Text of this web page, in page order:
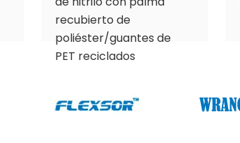
recubierto de
poliéster/guantes de
PET reciclados